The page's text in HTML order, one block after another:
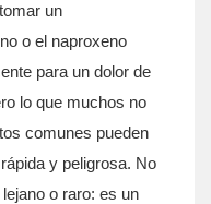
un
o el naproxeno
para un dolor de
lo que muchos no
comunes pueden
y peligrosa. No
o raro: es un